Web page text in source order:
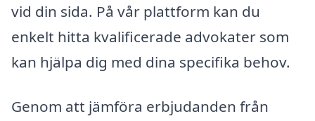
vid din sida. På vår plattform kan du
enkelt hitta kvalificerade advokater som
kan hjälpa dig med dina specifika behov.
Genom att jämföra erbjudanden från